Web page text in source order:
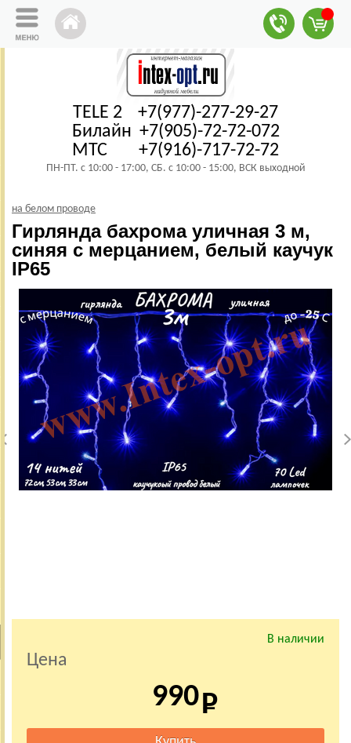
TELE 2 +7(977)-277-29-27
Билайн +7(905)-72-72-072
МТС +7(916)-717-72-72
ПН-ПТ. с 10:00 - 17:00, СБ. с 10:00 - 15:00, ВСК выходной
на белом проводе
Гирлянда бахрома уличная 3 м,
синяя с мерцанием, белый каучук
IP65
В наличии
Цена
990